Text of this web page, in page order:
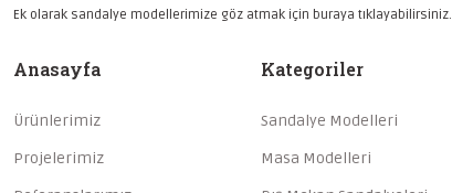
Ek olarak sandalye modellerimize göz atmak için buraya tıklayabilirsiniz.
Anasayfa
Ürünlerimiz
Projelerimiz
Kategoriler
Sandalye Modelleri
Masa Modelleri